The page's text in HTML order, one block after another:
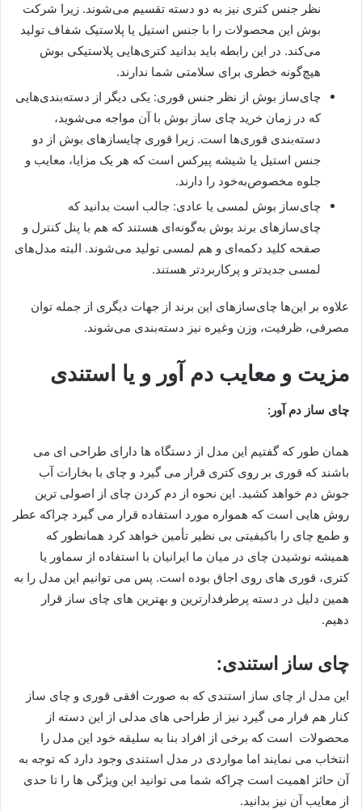
نظر جنس کتری نیز به دو دسته تقسیم می‌شوند. زیرا شرکت
بوش این محصولات را با جنس استیل یا پلاستیک شفاف تولید
می‌کند. در این رابطه باید بدانید کتری‌هایی پلاستیکی بوش
هیچ‌گونه خطری برای سلامتی شما ندارند.
چای‌ساز بوش از نظر جنس قوری: یکی دیگر از دسته‌بند‌ی‌هایی
که در زمان خرید چای ساز بوش با آن مواجه می‌شوید،
دسته‌بندی قوری‌ها است. زیرا قوری چایساز‌های بوش از دو
جنس استیل یا شیشه پیرکس است که هر یک مزایا، معایب و
جلوه مخصوص‌به‌خود را دارند.
چای‌ساز بوش لمسی یا عادی: جالب است بدانید که
چای‌سازهای برند بوش به‌گونه‌ای هستند که هم با پنل کنترل و
صفحه کلید دکمه‌ای و هم لمسی تولید می‌شوند. البته مدل‌های
لمسی جدیدتر و پرکاربردتر هستند.
علاوه بر این‌ها چای‌سازهای این برند از جهات دیگری از جمله توان
مصرفی، ظرفیت، وزن وغیره نیز دسته‌بندی می‌شوند.
مزیت و معایب دم آور و یا استندی
چای ساز دم آور:
همان طور که گفتیم این مدل از دستگاه ها دارای طراحی ای می
باشند که قوری بر روی کتری قرار می گیرد و چای با بخارات آب
جوش دم خواهد کشید. این نحوه از دم کردن چای از اصولی ترین
روش هایی است که همواره مورد استفاده قرار می گیرد چراکه عطر
و طمع چای را باکیفیتی بی نظیر تأمین خواهد کرد همانطور که
همیشه نوشیدن چای در میان ما ایرانیان با استفاده از سماور یا
کتری، قوری های روی اجاق بوده است. پس می توانیم این مدل را به
همین دلیل در دسته پرطرفدارترین و بهترین های چای ساز قرار
دهیم.
چای ساز استندی:
این مدل از چای ساز استندی که به صورت افقی قوری و چای ساز
کنار هم قرار می گیرد نیز از طراحی های مدلی از این دسته از
محصولات است که برخی از افراد بنا به سلیقه خود این مدل را
انتخاب می نمایند اما مواردی در مدل استندی وجود دارد که توجه به
آن حائز اهمیت است چراکه شما می توانید این ویژگی ها را تا حدی
از معایب آن نیز بدانید.